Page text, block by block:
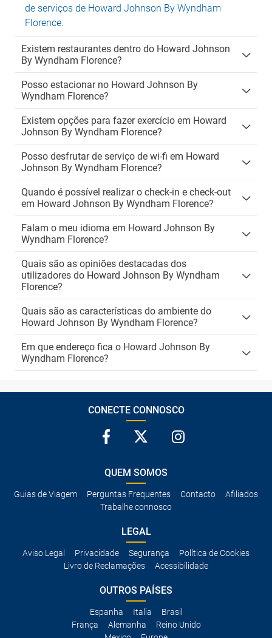
de serviços de Howard Johnson By Wyndham
Florence.
Existem restaurantes dentro do Howard Johnson
By Wyndham Florence?
Posso estacionar no Howard Johnson By
Wyndham Florence?
Existem opções para fazer exercício em Howard
Johnson By Wyndham Florence?
Posso desfrutar de serviço de wi-fi em Howard
Johnson By Wyndham Florence?
Quando é possível realizar o check-in e check-out
em Howard Johnson By Wyndham Florence?
Falam o meu idioma em Howard Johnson By
Wyndham Florence?
Quais são as opiniões destacadas dos
utilizadores do Howard Johnson By Wyndham
Florence?
Quais são as características do ambiente do
Howard Johnson By Wyndham Florence?
Em que endereço fica o Howard Johnson By
Wyndham Florence?
CONECTE CONNOSCO
QUEM SOMOS
Guias de Viagem Perguntas Frequentes Contacto
Afiliados
Trabalhe connosco
LEGAL
Aviso Legal Privacidade Segurança
Política de Cookies
Livro de Reclamações
Acessibilidade
OUTROS PAÍSES
Espanha Italia
Brasil
França
Alemanha
Reino Unido